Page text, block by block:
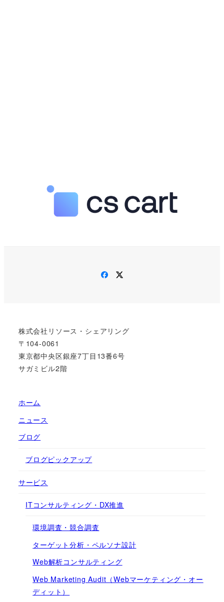
Facebook
株式会社リソース・シェアリング
〒104-0061
東京都中央区銀座7丁目13番6号
サガミビル2階
ホーム
ニュース
ブログ
ブログピックアップ
サービス
ITコンサルティング・DX推進
環境調査・競合調査
ターゲット分析・ペルソナ設計
Web解析コンサルティング
Web Marketing Audit（Webマーケティング・オー
ディット）